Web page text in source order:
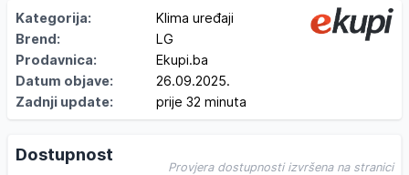
Kategorija:
Klima uređaji
Brend:
LG
Prodavnica:
Ekupi.ba
Datum objave:
26.09.2025.
Zadnji update:
prije 32 minuta
Dostupnost
Provjera dostupnosti izvršena na stranici